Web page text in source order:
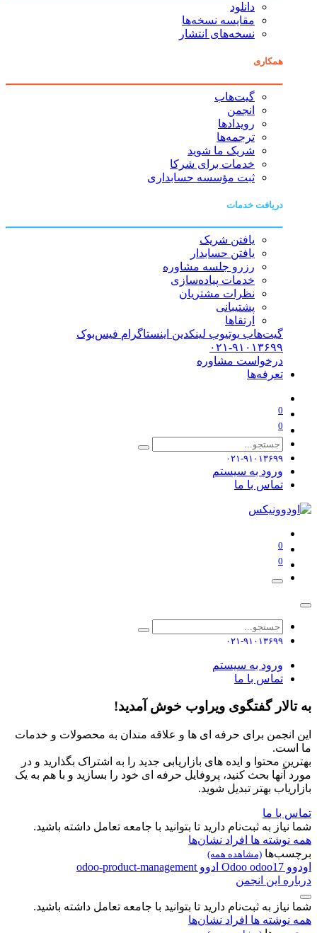
دانلود
مقایسه نسخه‌ها
نسخه‌های انتشار
همکاری
گیت‌هاب
انجمن
رویدادها
ترجمه‌ها
شریک ما شوید
خدمات برای شرکا
ثبت مؤسسه حسابداری
دریافت خدمات
یافتن شریک
یافتن حسابدار
رزرو جلسه مشاوره
خدمات پیاده‌سازی
نظرات مشتریان
پشتیبانی
ارتقاها
گیت‌هاب یوتیوب لینکدین اینستاگرام فیس‌بوک
۰۲۱-۹۱۰۱۳۶۹۹
درخواست مشاوره
تعرفه‌ها
0
0
۰۲۱-۹۱۰۱۳۶۹۹
ورود به سیستم
تماس با ما
0
0
۰۲۱-۹۱۰۱۳۶۹۹
ورود به سیستم
تماس با ما
به تالار گفتگوی ویراوب خوش آمدید!
این انجمن برای حرفه ای ها و علاقه مندان به محصولات و خدمات
ما است.
بهترین محتوا و ایده های بازاریابی جدید را به اشتراک بگذارید و در
مورد آنها بحث کنید، پروفایل حرفه ای خود را بسازید و با هم به یک
بازاریاب بهتر تبدیل شوید.
تماس با ما
شما نیاز به ثبت‌نام دارید تا بتوانید با جامعه تعامل داشته باشید.
همه نوشته ها افراد نشان‌ها
برچسب‌ها (مشاهده همه)
اودوو Odoo odoo17 ادوو odoo-product-management
درباره این انجمن
شما نیاز به ثبت‌نام دارید تا بتوانید با جامعه تعامل داشته باشید.
همه نوشته ها افراد نشان‌ها